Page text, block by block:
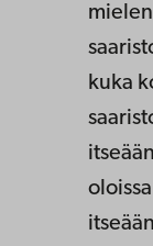
kuka